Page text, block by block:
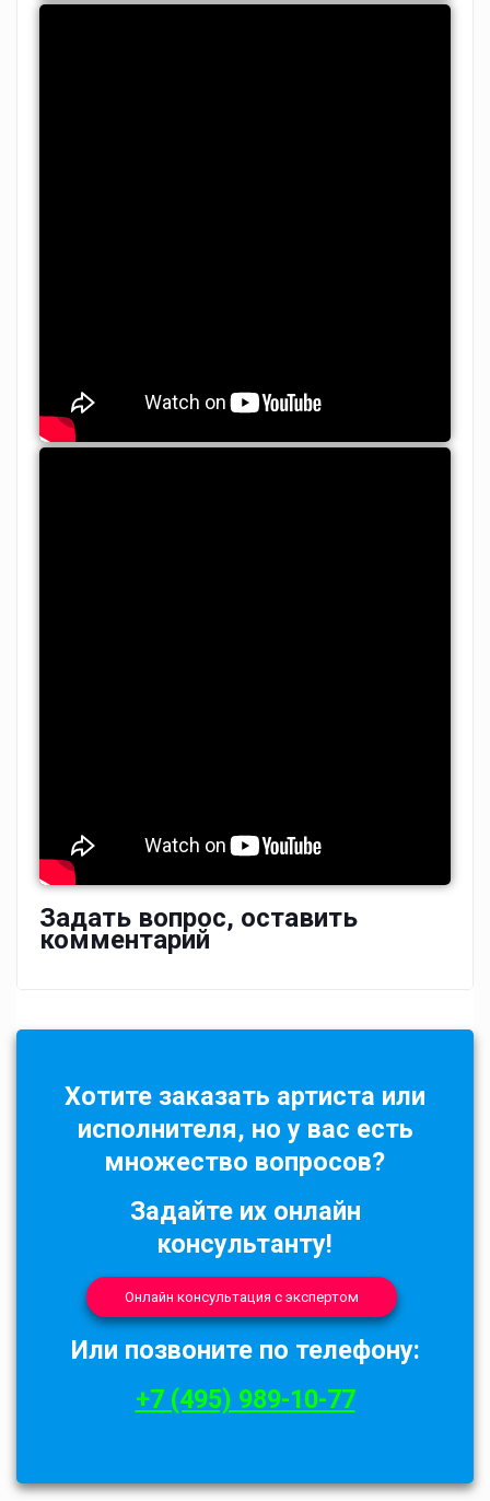
Задать вопрос, оставить
комментарий
Хотите заказать артиста или
исполнителя, но у вас есть
множество вопросов?
Задайте их онлайн
консультанту!
Онлайн консультация с экспертом
Или позвоните по телефону:
+7 (495) 989-10-77